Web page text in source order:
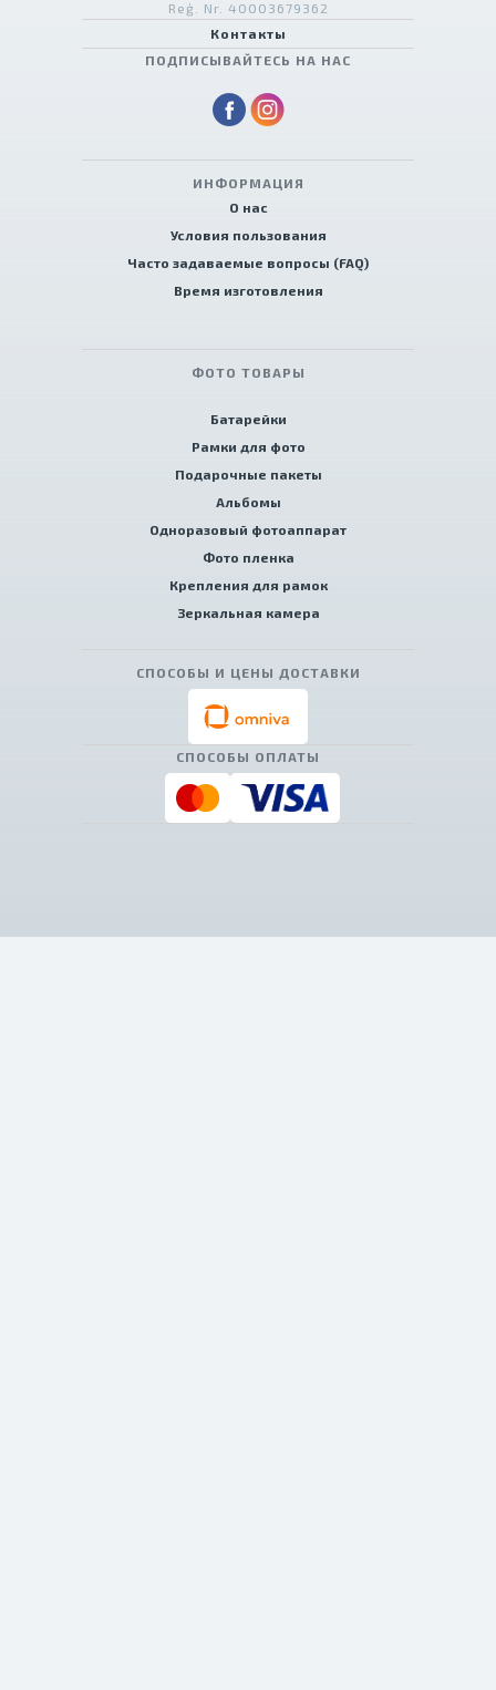
Reģ. Nr. 40003679362
Контакты
ПОДПИСЫВАЙТЕСЬ НА НАС
ИНФОРМАЦИЯ
О нас
Условия пользования
Часто задаваемые вопросы (FAQ)
Время изготовления
ФОТО ТОВАРЫ
Батарейки
Рамки для фото
Подарочные пакеты
Альбомы
Одноразовый фотоаппарат
Фото пленка
Крепления для рамок
Зеркальная камера
СПОСОБЫ И ЦЕНЫ ДОСТАВКИ
СПОСОБЫ ОПЛАТЫ